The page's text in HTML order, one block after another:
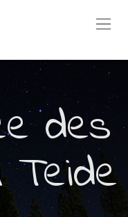
des
Teide